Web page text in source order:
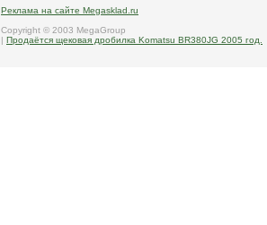
Реклама на сайте Megasklad.ru
Copyright © 2003 MegaGroup
| Продаётся щековая дробилка Komatsu BR380JG 2005 год.